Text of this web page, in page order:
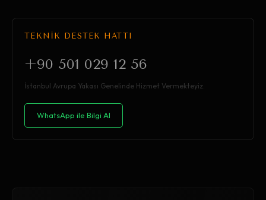
TEKNİK DESTEK HATTI
+90 501 029 12 56
İstanbul Avrupa Yakası Genelinde Hizmet Vermekteyiz.
WhatsApp ile Bilgi Al